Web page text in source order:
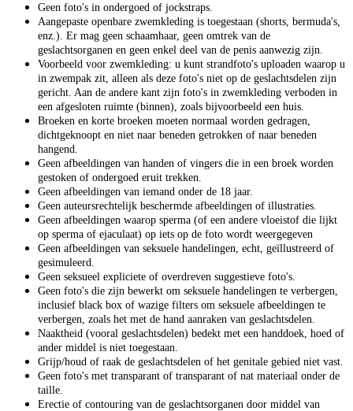
Geen foto's in ondergoed of jockstraps.
Aangepaste openbare zwemkleding is toegestaan (shorts, bermuda's,
enz.). Er mag geen schaamhaar, geen omtrek van de
geslachtsorganen en geen enkel deel van de penis aanwezig zijn.
Voorbeeld voor zwemkleding: u kunt strandfoto's uploaden waarop u
in zwempak zit, alleen als deze foto's niet op de geslachtsdelen zijn
gericht. Aan de andere kant zijn foto's in zwemkleding verboden in
een afgesloten ruimte (binnen), zoals bijvoorbeeld een huis.
Broeken en korte broeken moeten normaal worden gedragen,
dichtgeknoopt en niet naar beneden getrokken of naar beneden
hangend.
Geen afbeeldingen van handen of vingers die in een broek worden
gestoken of ondergoed eruit trekken.
Geen afbeeldingen van iemand onder de 18 jaar.
Geen auteursrechtelijk beschermde afbeeldingen of illustraties.
Geen afbeeldingen waarop sperma (of een andere vloeistof die lijkt
op sperma of ejaculaat) op iets op de foto wordt weergegeven
Geen afbeeldingen van seksuele handelingen, echt, geïllustreerd of
gesimuleerd.
Geen seksueel expliciete of overdreven suggestieve foto's.
Geen foto's die zijn bewerkt om seksuele handelingen te verbergen,
inclusief black box of wazige filters om seksuele afbeeldingen te
verbergen, zoals het met de hand aanraken van geslachtsdelen.
Naaktheid (vooral geslachtsdelen) bedekt met een handdoek, hoed of
ander middel is niet toegestaan.
Grijp/houd of raak de geslachtsdelen of het genitale gebied niet vast.
Geen foto's met transparant of transparant of nat materiaal onder de
taille.
Erectie of contouring van de geslachtsorganen door middel van